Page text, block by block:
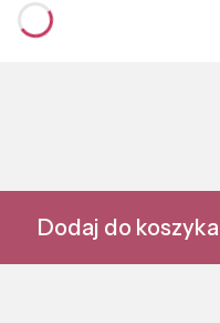
Dodaj do koszyka